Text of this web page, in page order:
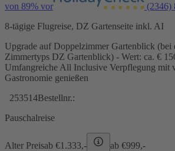
von 89% vor (2346)
8-tägige Flugreise, DZ Gartenseite inkl. AI
Upgrade auf Doppelzimmer Gartenblick (bei
Zimmertyps DZ Gartenblick) - Wert: ca. €
Umfangreiche All Inclusive Verpflegung mit
Gastronomie genießen
253514Bestellnr.:
Pauschalreise
Alter Preisab €1.333,- ab €999,-